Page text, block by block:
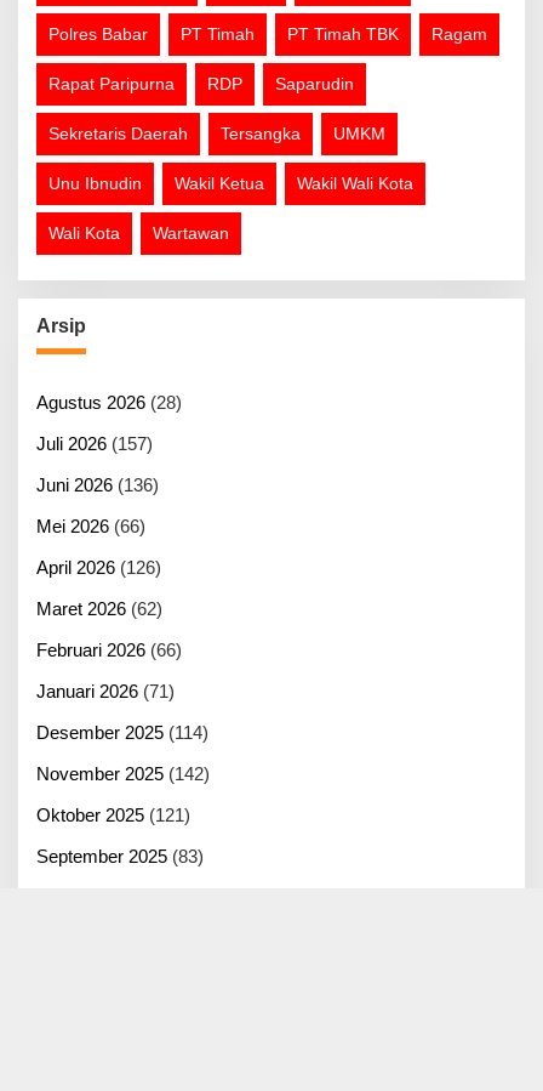
Polres Babar PT Timah PT Timah TBK Ragam
Rapat Paripurna RDP Saparudin
Sekretaris Daerah Tersangka UMKM
Unu Ibnudin Wakil Ketua Wakil Wali Kota
Wali Kota Wartawan
Arsip
Agustus 2026 (28)
Juli 2026 (157)
Juni 2026 (136)
Mei 2026 (66)
April 2026 (126)
Maret 2026 (62)
Februari 2026 (66)
Januari 2026 (71)
Desember 2025 (114)
November 2025 (142)
Oktober 2025 (121)
September 2025 (83)